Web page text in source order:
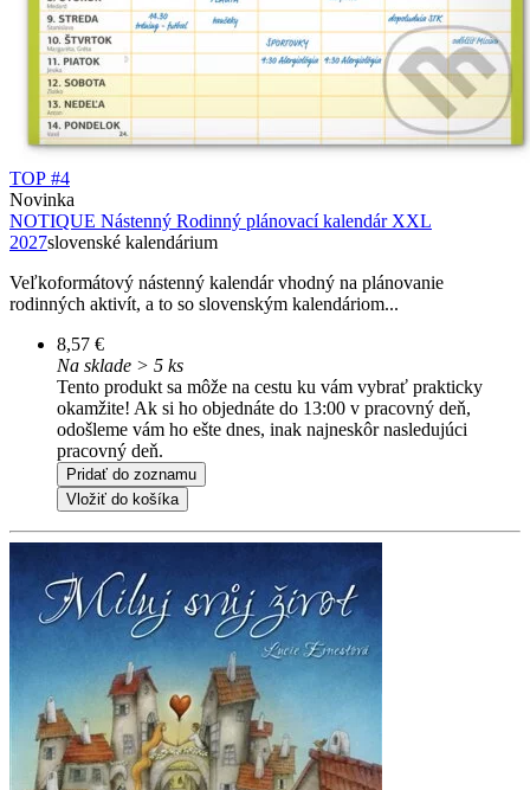
TOP #4
Novinka
NOTIQUE Nástenný Rodinný plánovací kalendár XXL
2027slovenské kalendárium
Veľkoformátový nástenný kalendár vhodný na plánovanie
rodinných aktivít, a to so slovenským kalendáriom...
8,57 €
Na sklade > 5 ks
Tento produkt sa môže na cestu ku vám vybrať prakticky
okamžite! Ak si ho objednáte do 13:00 v pracovný deň,
odošleme vám ho ešte dnes, inak najneskôr nasledujúci
pracovný deň.
Pridať do zoznamu
Vložiť do košíka